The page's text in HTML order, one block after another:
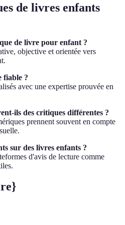
de livres enfants
de livre pour enfant ?
objective et orientée vers
fiable ?
avec une expertise prouvée en
ils des critiques différentes ?
prennent souvent en compte
sur des livres enfants ?
d'avis de lecture comme